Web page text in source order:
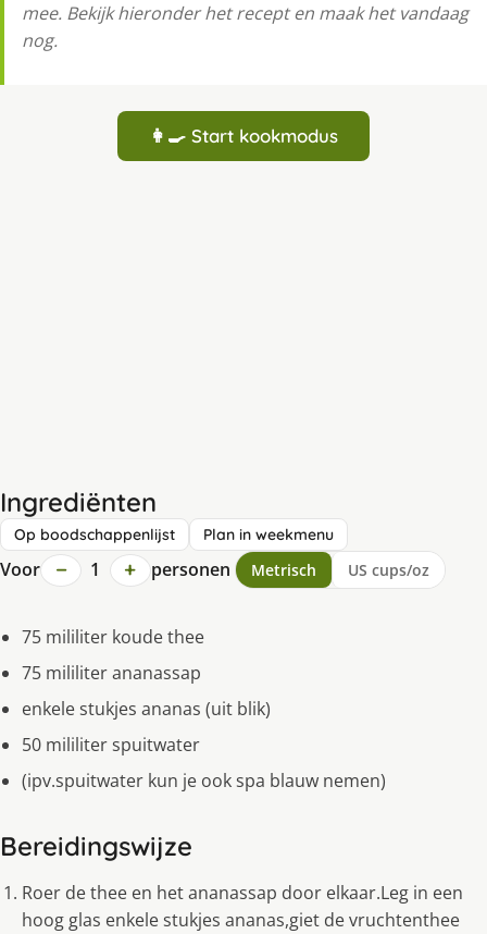
mee. Bekijk hieronder het recept en maak het vandaag
nog.
👩‍🍳 Start kookmodus
Ingrediënten
Op boodschappenlijst Plan in weekmenu
Voor − 1 + personen Metrisch US cups/oz
75 mililiter koude thee
75 mililiter ananassap
enkele stukjes ananas (uit blik)
50 mililiter spuitwater
(ipv.spuitwater kun je ook spa blauw nemen)
Bereidingswijze
Roer de thee en het ananassap door elkaar.Leg in een
hoog glas enkele stukjes ananas,giet de vruchtenthee